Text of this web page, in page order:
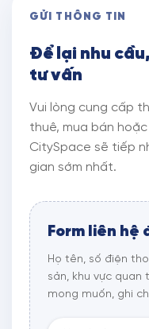
GỬI THÔNG TIN
Để lại nhu
tư vấn
Vui lòng cung cấp
thuê, mua bán
CitySpace sẽ tiếp
gian sớm nhất.
Form liên hệ
Họ tên, số điện
sản, khu vực quan
mong muốn, ghi